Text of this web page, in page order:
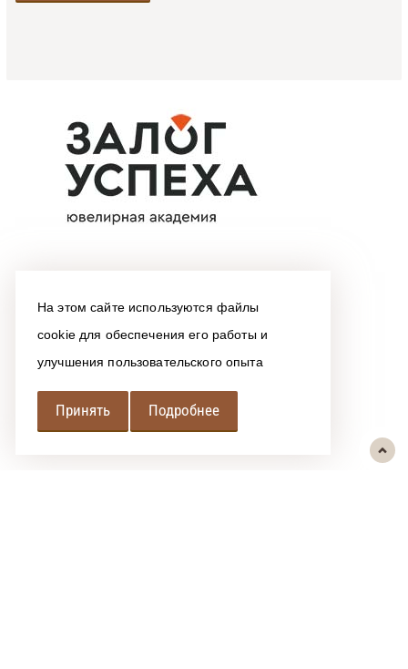
На этом сайте используются файлы
cookie для обеспечения его работы и
улучшения пользовательского опыта
Принять Подробнее